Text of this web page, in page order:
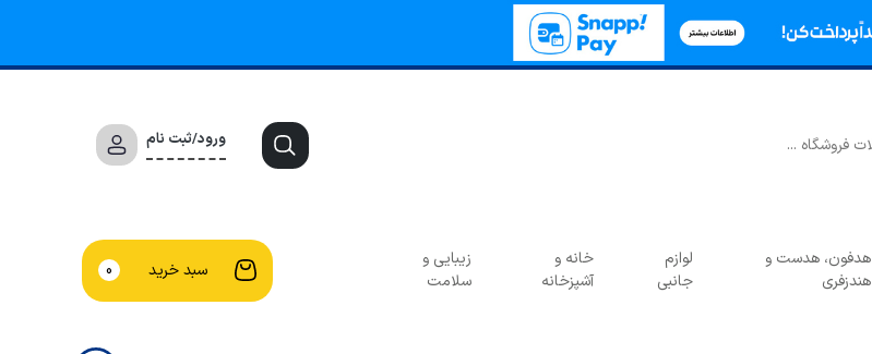
ورود/ثبت نام
هدفون، هدست و
هندزفری
لوازم
جانبی
خانه و
آشپزخانه
زیبایی و
سلامت
سبد خرید 0